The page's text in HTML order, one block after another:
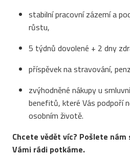
stabilní pracovní zázemí a
růstu,
5 týdnů dovolené + 2 dny
příspěvek na stravování,
zvýhodněné nákupy u
benefitů, které Vás podpoří
osobním životě.
Chcete vědět víc? Pošlete
Vámi rádi potkáme.